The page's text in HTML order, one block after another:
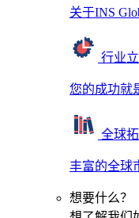
关于INS
行业
您的成功就
全球
丰富的全球
想要什么？